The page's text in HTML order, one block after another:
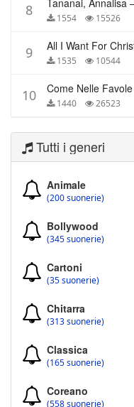
8 1554 15526
9 1535 10544
10 1440 26523
Tutti i generi
Animale
(200 suonerie)
Bollywood
(345 suonerie)
Cartoni
(35 suonerie)
Chitarra
(313 suonerie)
Classica
(165 suonerie)
Coreano
(558 suonerie)